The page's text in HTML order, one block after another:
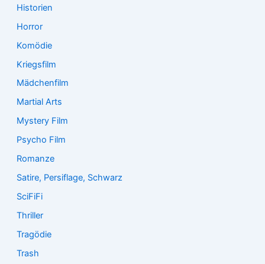
Historien
Horror
Komödie
Kriegsfilm
Mädchenfilm
Martial Arts
Mystery Film
Psycho Film
Romanze
Satire, Persiflage, Schwarz
SciFiFi
Thriller
Tragödie
Trash